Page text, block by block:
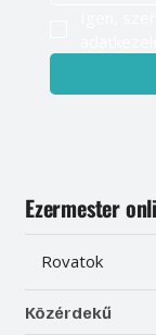
Ezermester
Rovatok
Közérdekű